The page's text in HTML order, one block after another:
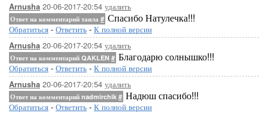
Arnusha 20-06-2017-20:54 удалить
Ответ на комментарий таила # Спасибо Натулечка!!!
Обратиться - Ответить - К полной версии
Arnusha 20-06-2017-20:54 удалить
Ответ на комментарий QAKLEN # Благодарю солнышко!!!
Обратиться - Ответить - К полной версии
Arnusha 20-06-2017-20:54 удалить
Ответ на комментарий nadmirchik # Надюш спасибо!!!
Обратиться - Ответить - К полной версии